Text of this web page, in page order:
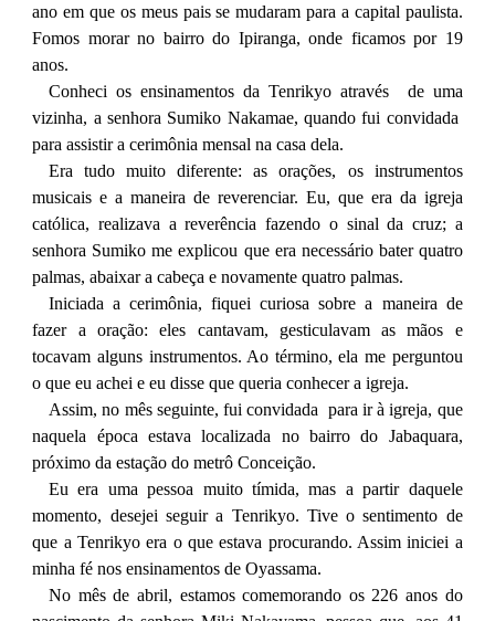
ano em que os meus pais se mudaram para a capital paulista.
Fomos morar no bairro do Ipiranga, onde ficamos por 19
anos.
Conheci os ensinamentos da Tenrikyo através de uma
vizinha, a senhora Sumiko Nakamae, quando fui convidada
para assistir a cerimônia mensal na casa dela.
Era tudo muito diferente: as orações, os instrumentos
musicais e a maneira de reverenciar. Eu, que era da igreja
católica, realizava a reverência fazendo o sinal da cruz; a
senhora Sumiko me explicou que era necessário bater quatro
palmas, abaixar a cabeça e novamente quatro palmas.
Iniciada a cerimônia, fiquei curiosa sobre a maneira de
fazer a oração: eles cantavam, gesticulavam as mãos e
tocavam alguns instrumentos. Ao término, ela me perguntou
o que eu achei e eu disse que queria conhecer a igreja.
Assim, no mês seguinte, fui convidada para ir à igreja, que
naquela época estava localizada no bairro do Jabaquara,
próximo da estação do metrô Conceição.
Eu era uma pessoa muito tímida, mas a partir daquele
momento, desejei seguir a Tenrikyo. Tive o sentimento de
que a Tenrikyo era o que estava procurando. Assim iniciei a
minha fé nos ensinamentos de Oyassama.
No mês de abril, estamos comemorando os 226 anos do